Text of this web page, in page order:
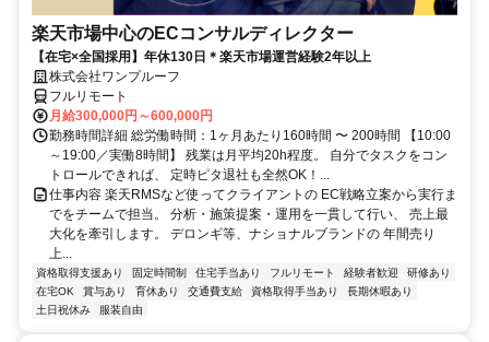
楽天市場中心のECコンサルディレクター
【在宅×全国採用】年休130日＊楽天市場運営経験2年以上
株式会社ワンプルーフ
フルリモート
月給300,000円～600,000円
勤務時間詳細 総労働時間：1ヶ月あたり160時間 〜 200時間 【10:00
～19:00／実働8時間】 残業は月平均20h程度。 自分でタスクをコン
トロールできれば、 定時ピタ退社も全然OK！...
仕事内容 楽天RMSなど使ってクライアントの EC戦略立案から実行ま
でをチームで担当。 分析・施策提案・運用を一貫して行い、 売上最
大化を牽引します。 デロンギ等、ナショナルブランドの 年間売り
上...
資格取得支援あり 固定時間制 住宅手当あり フルリモート 経験者歓迎
研修あり
在宅OK
賞与あり 育休あり 交通費支給 資格取得手当あり
長期休暇あり
土日祝休み
服装自由